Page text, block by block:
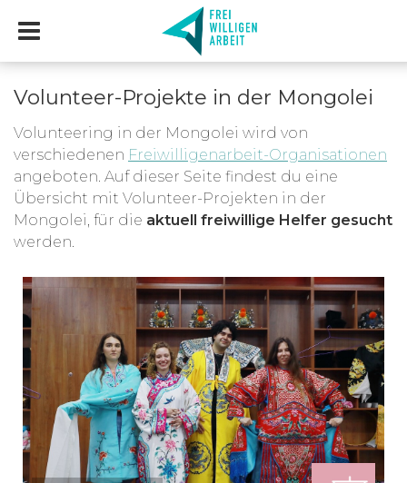
Volunteer-Projekte in der Mongolei
Volunteering in der Mongolei wird von
verschiedenen Freiwilligenarbeit-Organisationen
angeboten. Auf dieser Seite findest du eine
Übersicht mit Volunteer-Projekten in der
Mongolei, für die aktuell freiwillige Helfer gesucht
werden.